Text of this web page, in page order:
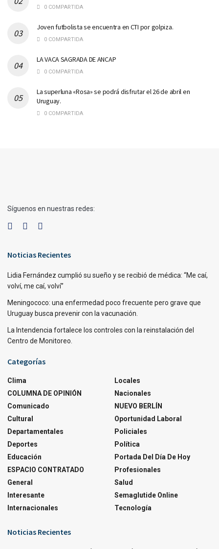
0 COMPARTIDA
Joven futbolista se encuentra en CTI por golpiza.
0 COMPARTIDA
LA VACA SAGRADA DE ANCAP
0 COMPARTIDA
La superluna «Rosa» se podrá disfrutar el 26 de abril en
Uruguay.
0 COMPARTIDA
Síguenos en nuestras redes:
Noticias Recientes
Lidia Fernández cumplió su sueño y se recibió de médica: “Me caí,
volví, me caí, volví”
Meningococo: una enfermedad poco frecuente pero grave que
Uruguay busca prevenir con la vacunación.
La Intendencia fortalece los controles con la reinstalación del
Centro de Monitoreo.
Categorías
Clima
COLUMNA DE OPINIÓN
Comunicado
Cultural
Departamentales
Deportes
Educación
ESPACIO CONTRATADO
General
Interesante
Internacionales
Locales
Nacionales
NUEVO BERLÍN
Oportunidad Laboral
Policiales
Política
Portada Del Día De Hoy
Profesionales
Salud
Semaglutide Online
Tecnología
Noticias Recientes